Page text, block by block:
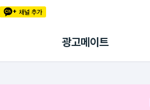
광고메이트
광고리포트